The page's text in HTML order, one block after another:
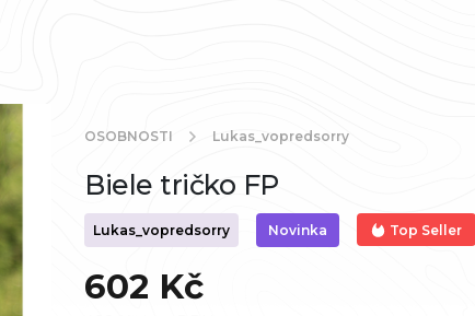
OSOBNOSTI Lukas_vopredsorry
Biele tričko FP
Lukas_vopredsorry Novinka Top Seller
602 Kč